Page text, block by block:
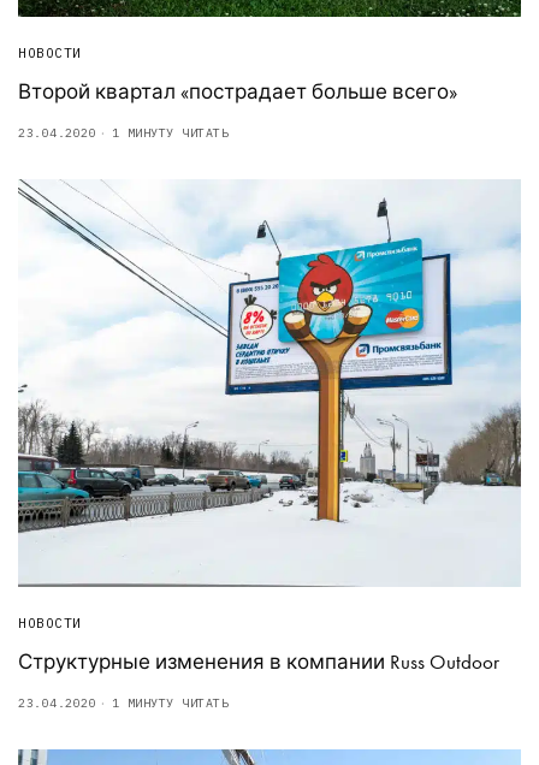
НОВОСТИ
Второй квартал «пострадает больше всего»
23.04.2020 1 МИНУТУ ЧИТАТЬ
НОВОСТИ
Структурные изменения в компании Russ Outdoor
23.04.2020 1 МИНУТУ ЧИТАТЬ